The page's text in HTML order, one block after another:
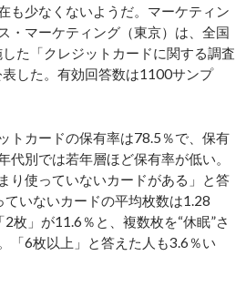
も少なくないようだ。マーケティン
・マーケティング（東京）は、全国
た「クレジットカードに関する調査
表した。有効回答数は1100サンプ
トカードの保有率は78.5％で、保有
代別では若年層ほど保有率が低い。
り使っていないカードがある」と答
いないカードの平均枚数は1.28
枚」が11.6％と、複数枚を“休眠”さ
「6枚以上」と答えた人も3.6％い